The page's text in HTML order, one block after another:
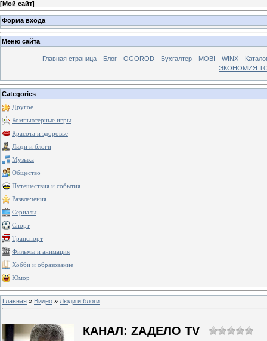
[Мой сайт]
Форма входа
Меню сайта
Главная страница Блог OGOROD Бухгалтер MOBI WINX
ЭКОНОМИЯ
Categories
Другое
Компьютерные игры
Красота и здоровье
Люди и блоги
Музыка
Общество
Путешествия и события
Развлечения
Сериалы
Спорт
Транспорт
Фильмы и анимация
Хобби и образование
Юмор
Главная » Видео » Люди и блоги
КАНАЛ: ZАДЕЛО TV